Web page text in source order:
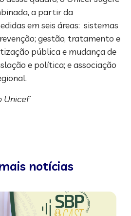
a partir da
em seis áreas: sistemas
gestão, tratamento e
pública e mudança de
e política; e associação
Unicef
notícias